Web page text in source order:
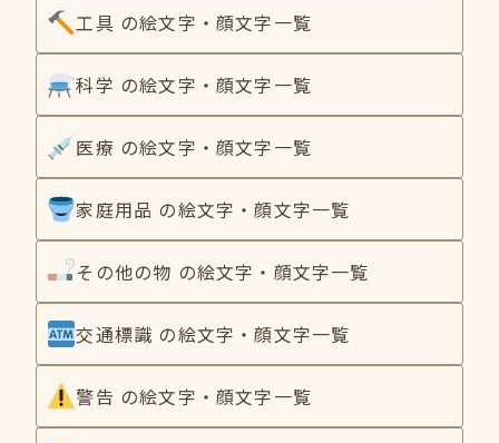
工具 の絵文字・顔文字一覧
科学 の絵文字・顔文字一覧
医療 の絵文字・顔文字一覧
家庭用品 の絵文字・顔文字一覧
その他の物 の絵文字・顔文字一覧
交通標識 の絵文字・顔文字一覧
警告 の絵文字・顔文字一覧